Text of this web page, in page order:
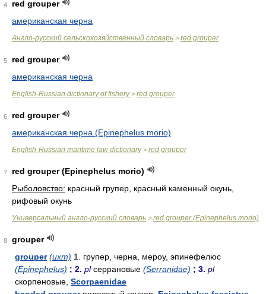
4
red grouper
американская черна
Англо-русский сельскохозяйственный словарь > red grouper
5
red grouper
американская черна
English-Russian dictionary of fishery> red grouper
6
red grouper
американская черна (Epinephelus morio)
English-Russian maritime law dictionary> red grouper
7
red grouper (Epinephelus morio)
Рыболовство: красный групер, красный каменный окунь,
рифовый окунь
Универсальный англо-русский словарь > red grouper (Epinephelus morio)
8
grouper
grouper (ихт) 1. групер, черна, мероу, эпинефелюс
(Epinephelus) ; 2. pl серрановые (Serranidae) ; 3. pl
скорпеновые, Scorpaenidae